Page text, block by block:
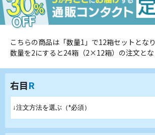
こちらの商品は「数量1」で12箱セットとなり
数量を2にすると24箱（2×12箱）の注文とな
右目R